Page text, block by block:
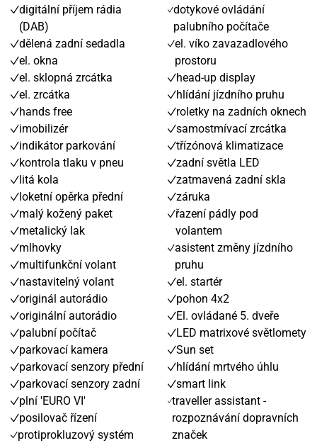
digitální příjem rádia
(DAB)
dělená zadní sedadla
el. okna
el. sklopná zrcátka
el. zrcátka
hands free
imobilizér
indikátor parkování
kontrola tlaku v pneu
litá kola
loketní opěrka přední
malý kožený paket
metalický lak
mlhovky
multifunkční volant
nastavitelný volant
originál autorádio
originální autorádio
palubní počítač
parkovací kamera
parkovací senzory přední
parkovací senzory zadní
plní 'EURO VI'
posilovač řízení
protiprokluzový systém
dotykové ovládání
palubního počítače
el. víko zavazadlového
prostoru
head-up display
hlídání jízdního pruhu
roletky na zadních oknech
samostmívací zrcátka
třízónová klimatizace
zadní světla LED
zatmavená zadní skla
záruka
řazení pádly pod
volantem
asistent změny jízdního
pruhu
el. startér
pohon 4x2
El. ovládané 5. dveře
LED matrixové světlomety
Sun set
hlídání mrtvého úhlu
smart link
traveller assistant -
rozpoznávání dopravních
značek